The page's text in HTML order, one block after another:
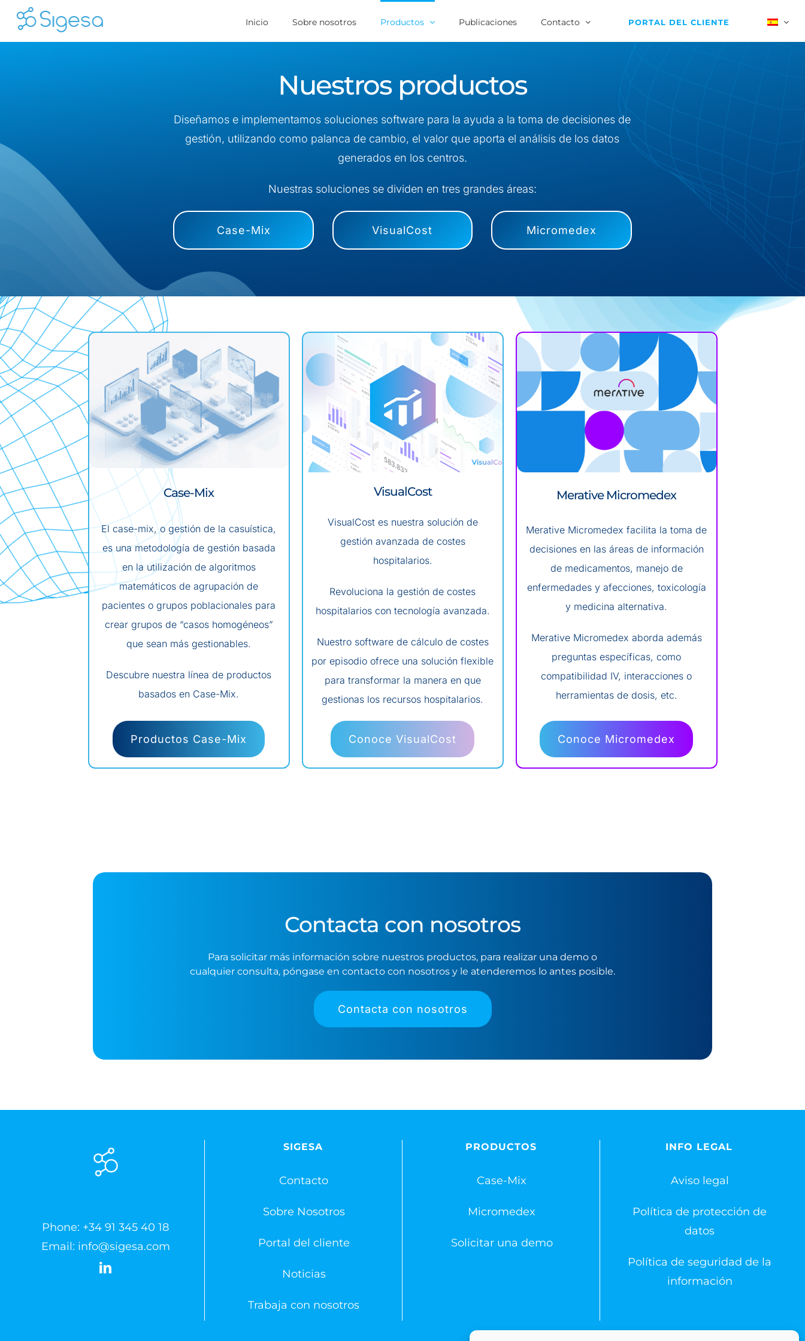
Skip
Inicio Sobre nosotros Productos Publicaciones Contacto PORTAL DEL CLIENTE
Nuestros productos
Diseñamos e implementamos soluciones software para la ayuda a la toma de decisiones de
gestión, utilizando como palanca de cambio, el valor que aporta el análisis de los datos
generados en los centros.
Nuestras soluciones se dividen en tres grandes áreas:
Case-Mix VisualCost Micromedex
Case-Mix
El case-mix, o gestión de la casuística,
es una metodología de gestión basada
en la utilización de algoritmos
matemáticos de agrupación de
pacientes o grupos poblacionales para
crear grupos de “casos homogéneos”
que sean más gestionables.
Descubre nuestra línea de productos
basados en Case-Mix.
Productos Case-Mix
VisualCost
VisualCost es nuestra solución de
gestión avanzada de costes
hospitalarios.
Revoluciona la gestión de costes
hospitalarios con tecnología avanzada.
Nuestro software de cálculo de costes
por episodio ofrece una solución flexible
para transformar la manera en que
gestionas los recursos hospitalarios.
Conoce VisualCost
Merative Micromedex
Merative Micromedex facilita la toma de
decisiones en las áreas de información
de medicamentos, manejo de
enfermedades y afecciones, toxicología
y medicina alternativa.
Merative Micromedex aborda además
preguntas específicas, como
compatibilidad IV, interacciones o
herramientas de dosis, etc.
Conoce Micromedex
Contacta con nosotros
Para solicitar más información sobre nuestros productos, para realizar una demo o
cualquier consulta, póngase en contacto con nosotros y le atenderemos lo antes posible.
Contacta con nosotros
Phone: +34 91 345 40 18
Email: info@sigesa.com
SIGESA
Contacto
Sobre Nosotros
Portal del cliente
Noticias
Trabaja con nosotros
PRODUCTOS
Case-Mix
Micromedex
Solicitar una demo
INFO LEGAL
Aviso legal
Política de protección de
datos
Política de seguridad de la
información